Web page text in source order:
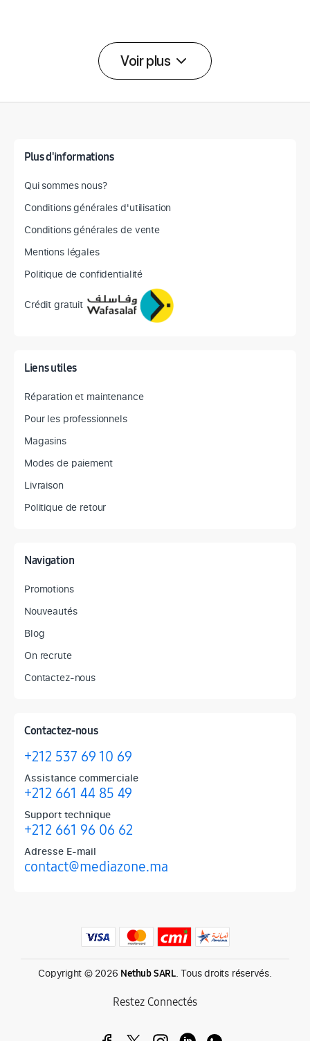
Voir plus
Plus d'informations
Qui sommes nous?
Conditions générales d'utilisation
Conditions générales de vente
Mentions légales
Politique de confidentialité
Crédit gratuit
Liens utiles
Réparation et maintenance
Pour les professionnels
Magasins
Modes de paiement
Livraison
Politique de retour
Navigation
Promotions
Nouveautés
Blog
On recrute
Contactez-nous
Contactez-nous
+212 537 69 10 69
Assistance commerciale
+212 661 44 85 49
Support technique
+212 661 96 06 62
Adresse E-mail
contact@mediazone.ma
Produits phares chez Mediazone
Retrouvez chez Mediazone les références incontournables :
Copyright © 2026 Nethub SARL. Tous droits réservés.
Restez Connectés